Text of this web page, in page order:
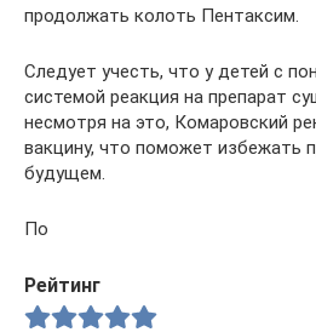
продолжать колоть Пентаксим.
Следует учесть, что у детей с
системой реакция на препарат
несмотря на это, Комаровский
вакцину, что поможет избежать
будущем.
По
Рейтинг